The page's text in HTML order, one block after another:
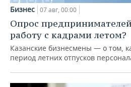
Бизнес 07 авг, 00:00
Опрос
работу с кадрами летом?
Казанские бизнесмены — о том,
период летних отпусков